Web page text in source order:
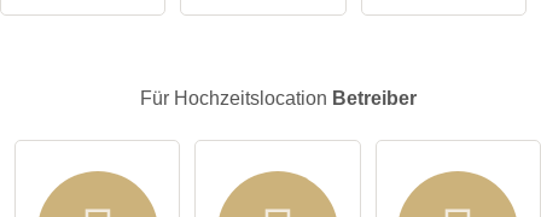
Für Hochzeitslocation Betreiber